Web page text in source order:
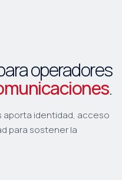
operadores
.
aporta identidad, acceso
para sostener la